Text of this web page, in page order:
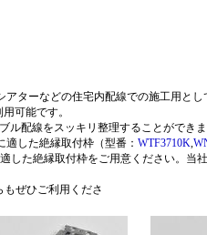
ターなどの住宅内配線での施工用と
可能です。
配線をスッキリ整理することができま
した絶縁取付枠（型番： WTF3710K
した絶縁取付枠をご用意ください。当
もぜひご利用くださ